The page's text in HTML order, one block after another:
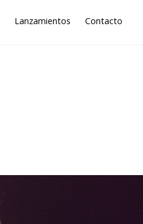
Lanzamientos Contacto